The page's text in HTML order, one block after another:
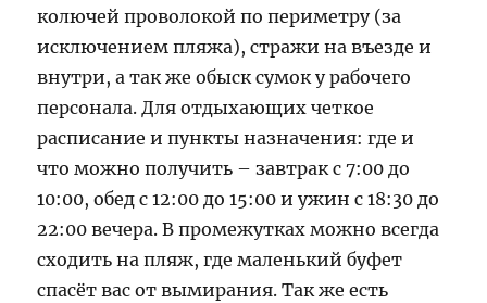
колючей проволокой по периметру (за
исключением пляжа), стражи на въезде и
внутри, а так же обыск сумок у рабочего
персонала. Для отдыхающих четкое
расписание и пункты назначения: где и
что можно получить – завтрак с 7:00 до
10:00, обед с 12:00 до 15:00 и ужин с 18:30 до
22:00 вечера. В промежутках можно всегда
сходить на пляж, где маленький буфет
спасёт вас от вымирания. Так же есть